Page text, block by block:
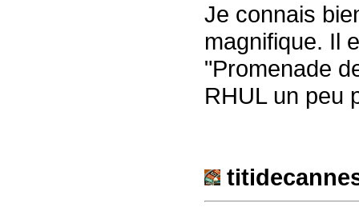
Je connais
magnifique. Il
"Promenade
RHUL un peu